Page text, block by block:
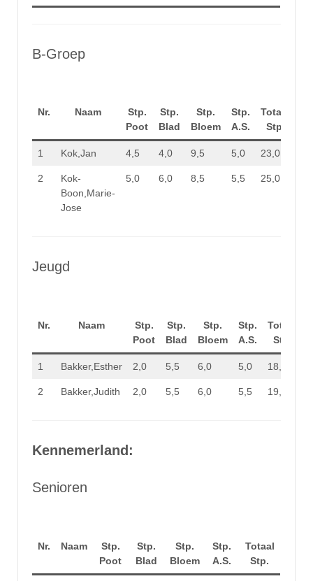
B-Groep
Nr. Naam
Stp.
Poot
Stp.
Blad
Stp.
Bloem
Stp.
A.S.
Totaal
Stp.
1 Kok,Jan 4,5 4,0 9,5 5,0 23,0
2
Kok-
Boon,Marie-
Jose
5,0 6,0 8,5 5,5 25,0
Jeugd
Nr. Naam
Stp.
Poot
Stp.
Blad
Stp.
Bloem
Stp.
A.S.
Totaal
Stp.
1 Bakker,Esther 2,0 5,5 6,0 5,0 18,5
2 Bakker,Judith 2,0 5,5 6,0 5,5 19,0
Kennemerland:
Senioren
Nr. Naam
Stp.
Poot
Stp.
Blad
Stp.
Bloem
Stp.
A.S.
Totaal
Stp.